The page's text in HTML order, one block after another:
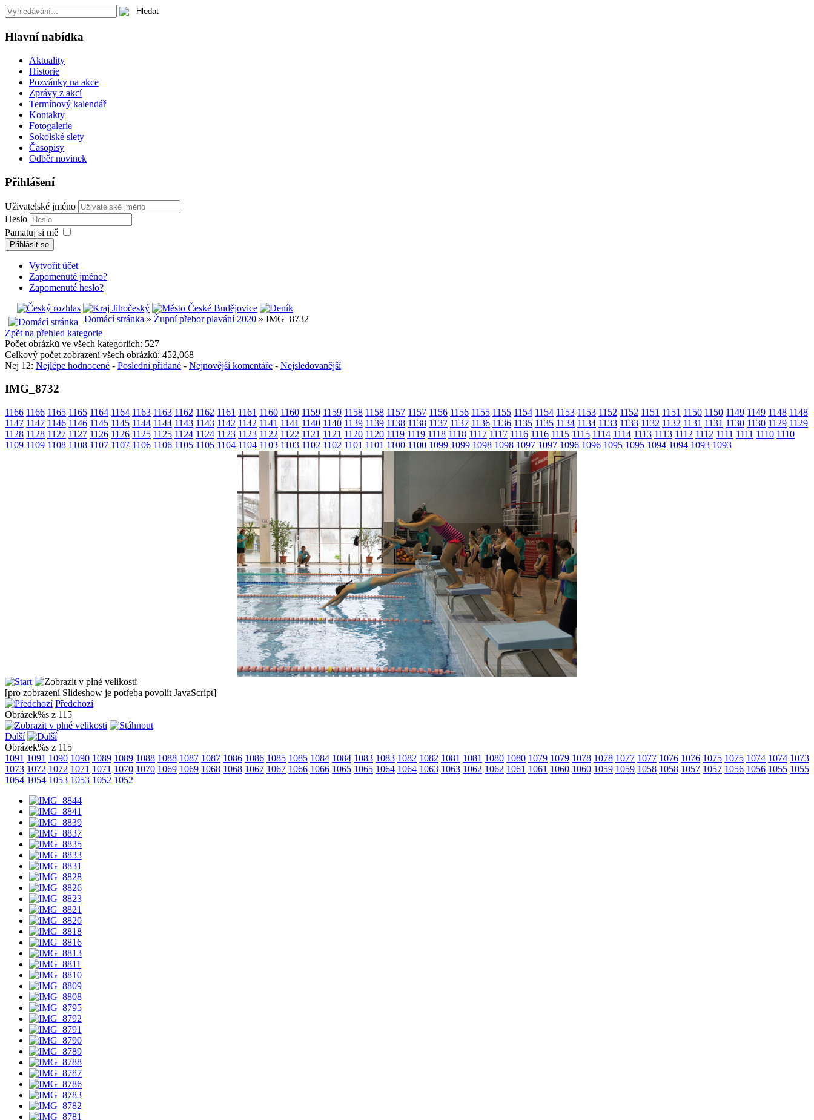
Hlavní nabídka
Aktuality
Historie
Pozvánky na akce
Zprávy z akcí
Termínový kalendář
Kontakty
Fotogalerie
Sokolské slety
Časopisy
Odběr novinek
Přihlášení
Uživatelské jméno
Heslo
Pamatuj si mě
Přihlásit se
Vytvořit účet
Zapomenuté jméno?
Zapomenuté heslo?
Domácí stránka » Župní přebor plavání 2020 » IMG_8732
Zpět na přehled kategorie
Počet obrázků ve všech kategoriích: 527
Celkový počet zobrazení všech obrázků: 452,068
Nej 12: Nejlépe hodnocené - Poslední přidané - Nejnovější komentáře - Nejsledovanější
IMG_8732
1166 1166 1165 1165 1164 1164 1163 1163 1162 1162 1161 1161 1160 1160 1159 1159 1158 1158 1157 1157 1156 1156 1155 1155 1154 1154 1153 1153 1152 1152 1151 1151 1150 1150 1149 1149 1148 1148
1147 1147 1146 1146 1145 1145 1144 1144 1143 1143 1142 1142 1141 1141 1140 1140 1139 1139 1138 1138 1137 1137 1136 1136 1135 1135 1134 1134 1133 1133 1132 1132 1131 1131 1130 1130 1129 1129
1128 1128 1127 1127 1126 1126 1125 1125 1124 1124 1123 1123 1122 1122 1121 1121 1120 1120 1119 1119 1118 1118 1117 1117 1116 1116 1115 1115 1114 1114 1113 1113 1112 1112 1111 1111 1110 1110
1109 1109 1108 1108 1107 1107 1106 1106 1105 1105 1104 1104 1103 1103 1102 1102 1101 1101 1100 1100 1099 1099 1098 1098 1097 1097 1096 1096 1095 1095 1094 1094 1093 1093
[pro zobrazení Slideshow je potřeba povolit JavaScript]
Předchozí
Obrázek%s z 115
Další
Obrázek%s z 115
1091 1091 1090 1090 1089 1089 1088 1088 1087 1087 1086 1086 1085 1085 1084 1084 1083 1083 1082 1082 1081 1081 1080 1080 1079 1079 1078 1078 1077 1077 1076 1076 1075 1075 1074 1074 1073
1073 1072 1072 1071 1071 1070 1070 1069 1069 1068 1068 1067 1067 1066 1066 1065 1065 1064 1064 1063 1063 1062 1062 1061 1061 1060 1060 1059 1059 1058 1058 1057 1057 1056 1056 1055 1055
1054 1054 1053 1053 1052 1052